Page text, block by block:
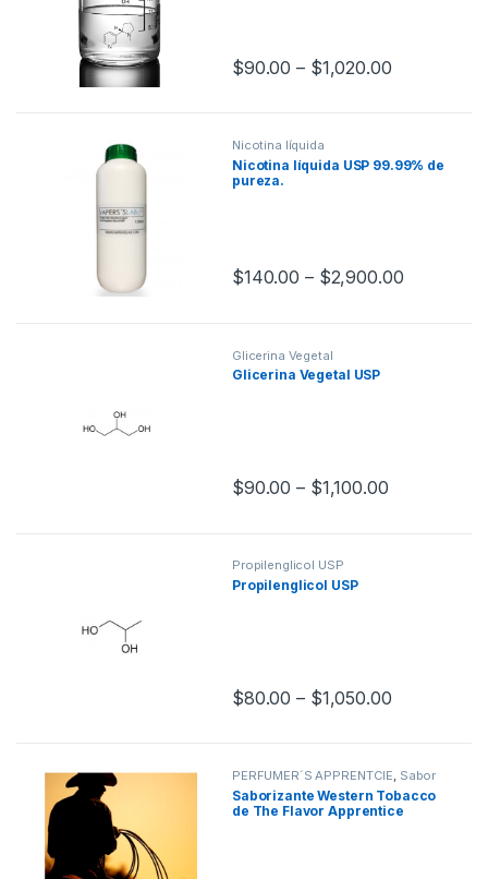
$90.00 – $1,020.00
Nicotina líquida
Nicotina líquida USP 99.99% de
pureza.
$140.00 – $2,900.00
Glicerina Vegetal
Glicerina Vegetal USP
$90.00 – $1,100.00
Propilenglicol USP
Propilenglicol USP
$80.00 – $1,050.00
PERFUMER´S APPRENTCIE Sabor
a Tabaco ,
Saborizantes
Saborizante Western Tobacco
de The Flavor Apprentice